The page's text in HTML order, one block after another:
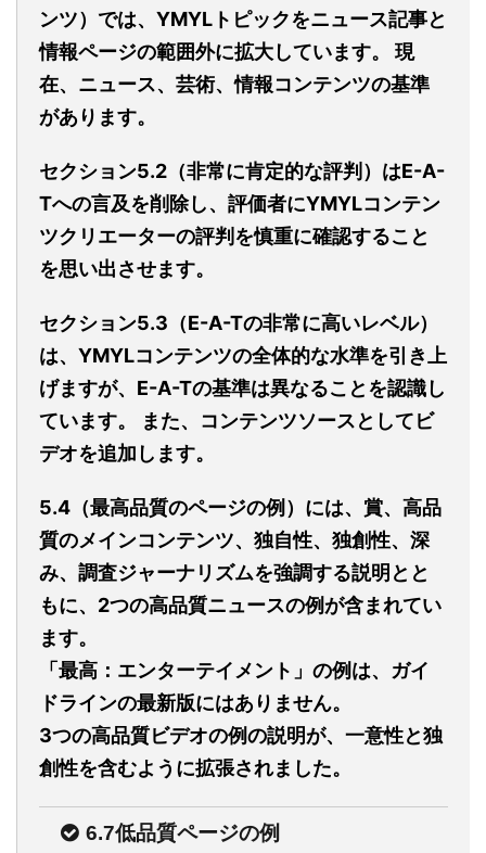
ンツ）では、YMYLトピックをニュース記事と
情報ページの範囲外に拡大しています。 現
在、ニュース、芸術、情報コンテンツの基準
があります。
セクション5.2（非常に肯定的な評判）はE-A-
Tへの言及を削除し、評価者にYMYLコンテン
ツクリエーターの評判を慎重に確認すること
を思い出させます。
セクション5.3（E-A-Tの非常に高いレベル）
は、YMYLコンテンツの全体的な水準を引き上
げますが、E-A-Tの基準は異なることを認識し
ています。 また、コンテンツソースとしてビ
デオを追加します。
5.4（最高品質のページの例）には、賞、高品
質のメインコンテンツ、独自性、独創性、深
み、調査ジャーナリズムを強調する説明とと
もに、2つの高品質ニュースの例が含まれてい
ます。
「最高：エンターテイメント」の例は、ガイ
ドラインの最新版にはありません。
3つの高品質ビデオの例の説明が、一意性と独
創性を含むように拡張されました。
6.7低品質ページの例